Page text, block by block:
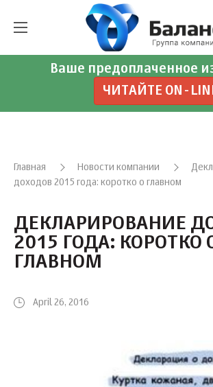
Ваше предоплаченное
ЧИТАЙТЕ ON-
Главная Новости компании
доходов 2015 года: коротко о главном
ДЕКЛАРИРОВАНИЕ
2015 ГОДА: КОРОТКО
ГЛАВНОМ
April 26, 2016